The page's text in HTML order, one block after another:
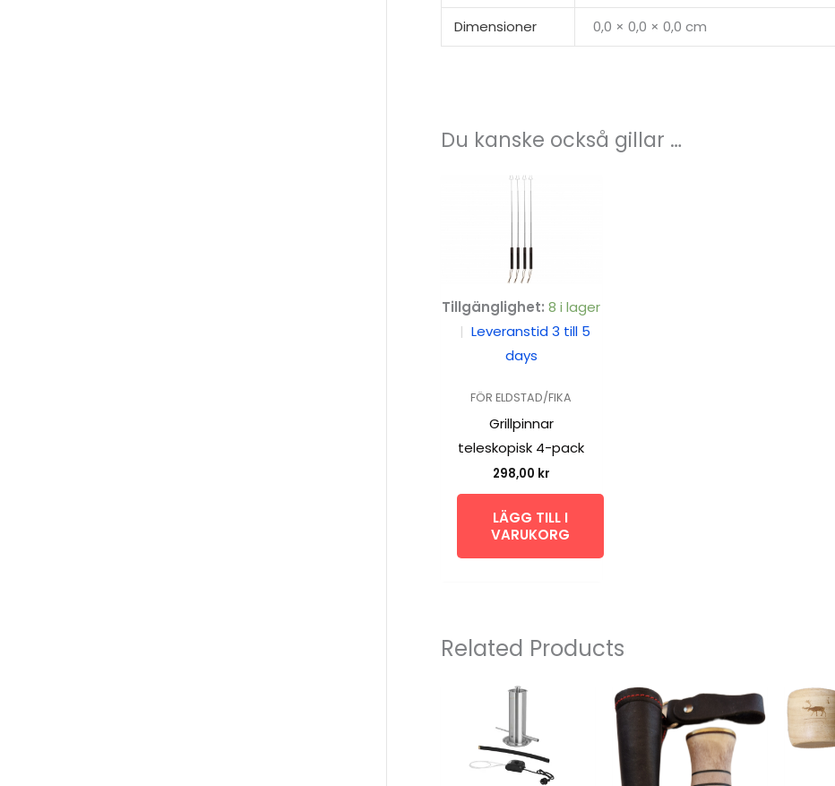
Dimensioner 0,0 × 0,0 × 0,0 cm
Du kanske också gillar …
Tillgänglighet: 8 i lager
| Leveranstid 3 till 5
days
FÖR ELDSTAD/FIKA
Grillpinnar
teleskopisk 4-pack
298,00 kr
LÄGG TILL I
VARUKORG
Related Products